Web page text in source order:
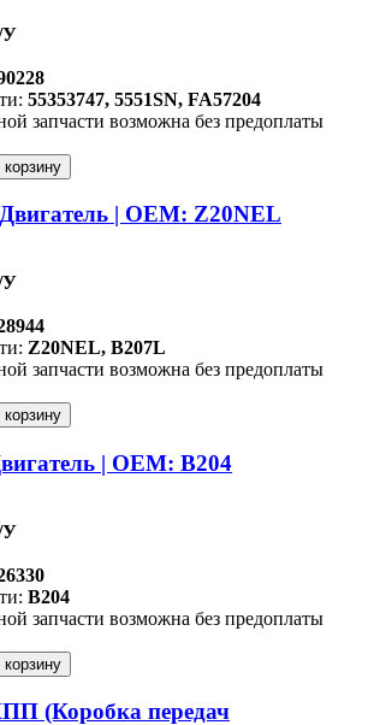
У
55353747, 5551SN, FA57204
запчасти возможна без предоплаты
корзину
| OEM: Z20NEL
У
Z20NEL, B207L
запчасти возможна без предоплаты
корзину
| OEM: B204
У
B204
запчасти возможна без предоплаты
корзину
(Коробка передач